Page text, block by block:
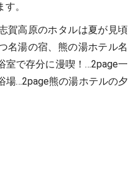
。
賀高原のホタルは夏が見頃
名湯の宿、熊の湯ホテル名
室で存分に漫喫！…2page一
場…2page熊の湯ホテルの夕